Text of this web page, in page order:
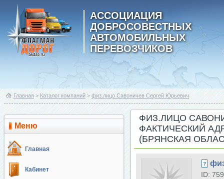
АССОЦИАЦИЯ
ДОБРОСОВЕСТНЫХ
АВТОМОБИЛЬНЫХ
ПЕРЕВОЗЧИКОВ
Главная > Каталог компаний > физ.лицо Савоничев Сергей Юрьевич
Меню
Главная
Кабинет
ФИЗ.ЛИЦО
ФАКТИЧЕСКИЙ
(БРЯНСКАЯ
ID: 759